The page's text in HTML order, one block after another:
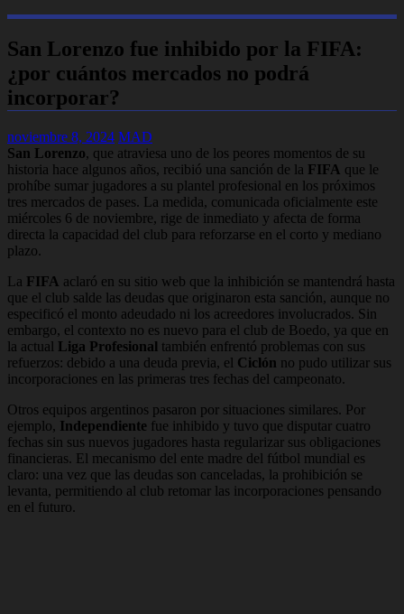
San Lorenzo fue inhibido por la FIFA:
¿por cuántos mercados no podrá
incorporar?
noviembre 8, 2024 MAD
San Lorenzo, que atraviesa uno de los peores momentos de su
historia hace algunos años, recibió una sanción de la FIFA que le
prohíbe sumar jugadores a su plantel profesional en los próximos
tres mercados de pases. La medida, comunicada oficialmente este
miércoles 6 de noviembre, rige de inmediato y afecta de forma
directa la capacidad del club para reforzarse en el corto y mediano
plazo.
La FIFA aclaró en su sitio web que la inhibición se mantendrá hasta
que el club salde las deudas que originaron esta sanción, aunque no
especificó el monto adeudado ni los acreedores involucrados. Sin
embargo, el contexto no es nuevo para el club de Boedo, ya que en
la actual Liga Profesional también enfrentó problemas con sus
refuerzos: debido a una deuda previa, el Ciclón no pudo utilizar sus
incorporaciones en las primeras tres fechas del campeonato.
Otros equipos argentinos pasaron por situaciones similares. Por
ejemplo, Independiente fue inhibido y tuvo que disputar cuatro
fechas sin sus nuevos jugadores hasta regularizar sus obligaciones
financieras. El mecanismo del ente madre del fútbol mundial es
claro: una vez que las deudas son canceladas, la prohibición se
levanta, permitiendo al club retomar las incorporaciones pensando
en el futuro.